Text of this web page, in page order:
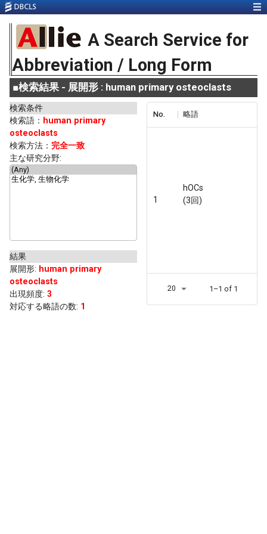
A Search Service for
Abbreviation / Long Form
■検索結果 - 展開形 : human primary osteoclasts
検索条件
検索語： human primary
osteoclasts
検索方法： 完全一致
主な研究分野:
結果
展開形: human primary
osteoclasts
出現頻度: 3
対応する略語の数: 1
No. 略語
1
hOCs
(3回)
20 1–1 of 1